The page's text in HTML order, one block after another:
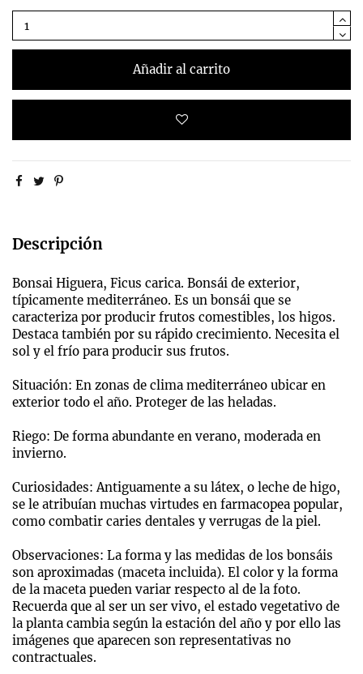
Añadir al carrito
Descripción
Bonsai Higuera, Ficus carica. Bonsái de exterior,
típicamente mediterráneo. Es un bonsái que se
caracteriza por producir frutos comestibles, los higos.
Destaca también por su rápido crecimiento. Necesita el
sol y el frío para producir sus frutos.
Situación: En zonas de clima mediterráneo ubicar en
exterior todo el año. Proteger de las heladas.
Riego: De forma abundante en verano, moderada en
invierno.
Curiosidades: Antiguamente a su látex, o leche de higo,
se le atribuían muchas virtudes en farmacopea popular,
como combatir caries dentales y verrugas de la piel.
Observaciones: La forma y las medidas de los bonsáis
son aproximadas (maceta incluida). El color y la forma
de la maceta pueden variar respecto al de la foto.
Recuerda que al ser un ser vivo, el estado vegetativo de
la planta cambia según la estación del año y por ello las
imágenes que aparecen son representativas no
contractuales.